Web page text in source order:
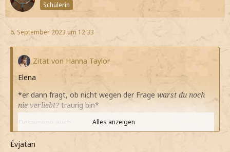
Schülerin
6. September 2023 um 12:33
Zitat von Hanna Taylor
Elena
*er dann fragt, ob nicht wegen der Frage warst du noch
nie verliebt?traurig bin*
*leise sage*
Alles anzeigen
Évjatan